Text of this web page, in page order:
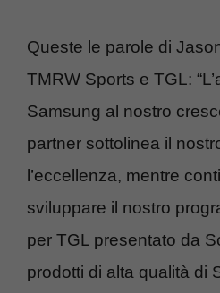
Queste le parole di
TMRW Sports e TGL:
Samsung al nostro
partner sottolinea il
l’eccellenza, mentre
sviluppare il nostro
per TGL presentato da
prodotti di alta qualità di